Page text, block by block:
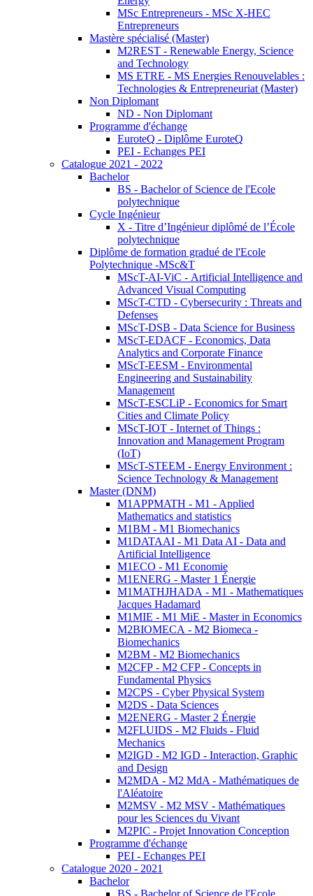
MSc Entrepreneurs - MSc X-HEC
Entrepreneurs
Mastère spécialisé (Master)
M2REST - Renewable Energy, Science
and Technology
MS ETRE - MS Energies Renouvelables :
Technologies & Entrepreneuriat (Master)
Non Diplomant
ND - Non Diplomant
Programme d'échange
EuroteQ - Diplôme EuroteQ
PEI - Echanges PEI
Catalogue 2021 - 2022
Bachelor
BS - Bachelor of Science de l'Ecole
polytechnique
Cycle Ingénieur
X - Titre d’Ingénieur diplômé de l’École
polytechnique
Diplôme de formation gradué de l'Ecole
Polytechnique -MSc&T
MScT-AI-ViC - Artificial Intelligence and
Advanced Visual Computing
MScT-CTD - Cybersecurity : Threats and
Defenses
MScT-DSB - Data Science for Business
MScT-EDACF - Economics, Data
Analytics and Corporate Finance
MScT-EESM - Environmental
Engineering and Sustainability
Management
MScT-ESCLiP - Economics for Smart
Cities and Climate Policy
MScT-IOT - Internet of Things :
Innovation and Management Program
(IoT)
MScT-STEEM - Energy Environment :
Science Technology & Management
Master (DNM)
M1APPMATH - M1 - Applied
Mathematics and statistics
M1BM - M1 Biomechanics
M1DATAAI - M1 Data AI - Data and
Artificial Intelligence
M1ECO - M1 Economie
M1ENERG - Master 1 Énergie
M1MATHJHADA - M1 - Mathematiques
Jacques Hadamard
M1MIE - M1 MiE - Master in Economics
M2BIOMECA - M2 Biomeca -
Biomechanics
M2BM - M2 Biomechanics
M2CFP - M2 CFP - Concepts in
Fundamental Physics
M2CPS - Cyber Physical System
M2DS - Data Sciences
M2ENERG - Master 2 Énergie
M2FLUIDS - M2 Fluids - Fluid
Mechanics
M2IGD - M2 IGD - Interaction, Graphic
and Design
M2MDA - M2 MdA - Mathématiques de
l'Aléatoire
M2MSV - M2 MSV - Mathématiques
pour les Sciences du Vivant
M2PIC - Projet Innovation Conception
Programme d'échange
PEI - Echanges PEI
Catalogue 2020 - 2021
Bachelor
BS - Bachelor of Science de l'Ecole